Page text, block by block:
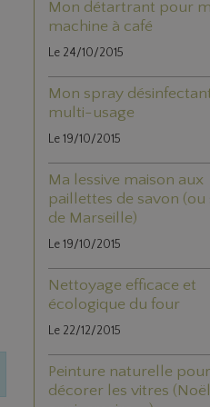
Mon détartrant pour
machine à café
Le 24/10/2015
Mon spray
multi-usage
Le 19/10/2015
Ma lessive maison aux
paillettes de savon (ou
de Marseille)
Le 19/10/2015
Nettoyage efficace et
écologique du four
Le 22/12/2015
Peinture naturelle pour
décorer les vitres